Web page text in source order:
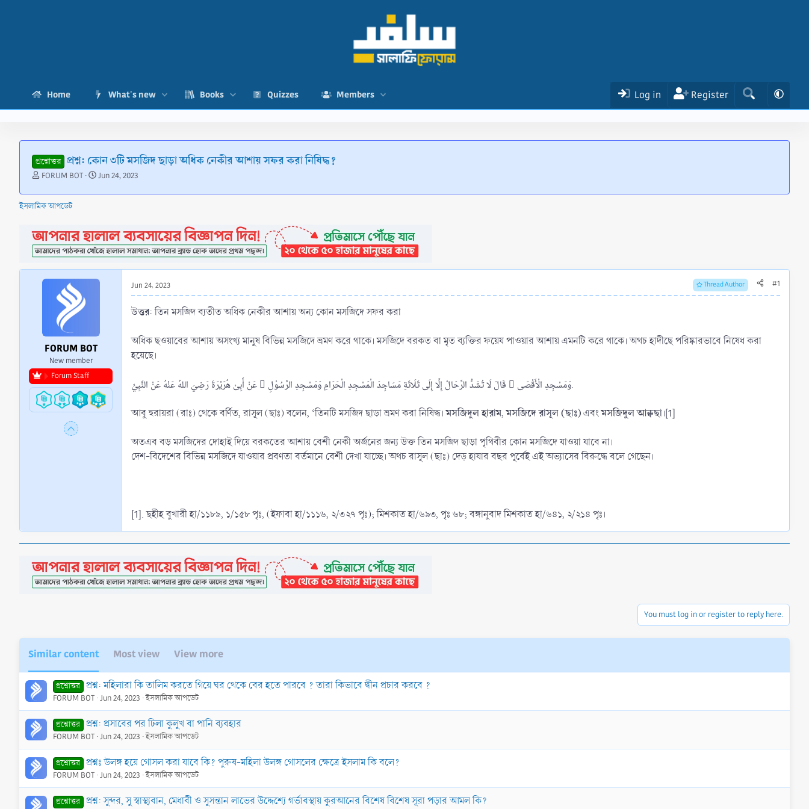
Home What's new Books Quizzes Members Log in Register
প্রশ্নোত্তর প্রশ্ন: কোন ৩টি মসজিদ ছাড়া অধিক নেকীর আশায় সফর করা নিষিদ্ধ?
T
r
e
d
s
t
a
r
FORUM BOT
S
a
d
a
t
e
Jun 24, 2023
ইসলামিক আপডেট
FORUM BOT
New member
Forum Staff
Jun 24, 2023 Thread Author #1
উত্তর: তিন মসজিদ ব্যতীত অধিক নেকীর আশায় অন্য কোন মসজিদে সফর করা
অধিক ছওয়াবের আশায় অসংখ্য মানুষ বিভিন্ন মসজিদে ভ্রমণ করে থাকে। মসজিদে বরকত বা মৃত ব্যক্তির ফয়েয পাওয়ার আশায় এমনটি করে থাকে। অথচ হাদীছে পরিষ্কারভাবে নিষেধ করা
হয়েছে।
عَنْ أَبِىْ هُرَيْرَةَ رَضِيَ اللهُ عَنْهُ عَنْ النَّبِيِّ  قَالَ لَا تُشَدُّ الرِّحَالُ إِلَّا إِلَى ثَلَاثَةِ مَسَاجِدَ الْمَسْجِدِ الْحَرَامِ وَمَسْجِدِ الرَّسُوْلِ  وَمَسْجِدِ الْأَقْصَى.
আবু হুরায়রা (রাঃ) থেকে বর্ণিত, রাসূল (ছাঃ) বলেন, ‘তিনটি মসজিদ ছাড়া ভ্রমণ করা নিষিদ্ধ।মসজিদুল হারাম,মসজিদে রাসূল (ছাঃ)এবংমসজিদুল আক্বছা।[1]
অতএব বড় মসজিদের দোহাই দিয়ে বরকতের আশায় বেশী নেকী অর্জনের জন্য উক্ত তিন মসজিদ ছাড়া পৃথিবীর কোন মসজিদে যাওয়া যাবে না।
দেশ-বিদেশের বিভিন্ন মসজিদে যাওয়ার প্রবণতা বর্তমানে বেশী দেখা যাচ্ছে। অথচ রাসূল (ছাঃ) দেড় হাযার বছর পূর্বেই এই অভ্যাসের বিরুদ্ধে বলে গেছেন।
[1]. ছহীহ বুখারী হা/১১৮৯, ১/১৫৮ পৃঃ, (ইফাবা হা/১১১৬, ২/৩২৭ পৃঃ); মিশকাত হা/৬৯৩, পৃঃ ৬৮; বঙ্গানুবাদ মিশকাত হা/৬৪১, ২/২১৪ পৃঃ।
You must log in or register to reply here.
Similar content Most view View more
প্রশ্নোত্তর প্রশ্ন: মহিলারা কি তালিম করতে গিয়ে ঘর থেকে বের হতে পারবে ? তারা কিভাবে দ্বীন প্রচার করবে ?
FORUM BOT Jun 24, 2023 ইসলামিক আপডেট
প্রশ্নোত্তর প্রশ্ন: প্রসাবের পর ঢিলা কুলুখ বা পানি ব্যবহার
FORUM BOT Jun 24, 2023 ইসলামিক আপডেট
প্রশ্নোত্তর প্রশ্নঃ উলঙ্গ হয়ে গোসল করা যাবে কি? পুরুষ-মহিলা উলঙ্গ গোসলের ক্ষেত্রে ইসলাম কি বলে?
FORUM BOT Jun 24, 2023 ইসলামিক আপডেট
প্রশ্নোত্তর প্রশ্ন: সুন্দর, সু স্বাস্থ্যবান, মেধাবী ও সুসন্তান লাভের উদ্দেশ্যে গর্ভাবস্থায় কুরআনের বিশেষ বিশেষ সূরা পড়ার আমল কি?